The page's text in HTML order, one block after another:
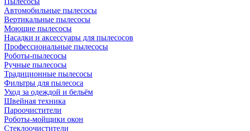
Автомобильные пылесосы
Вертикальные пылесосы
Моющие пылесосы
Насадки и аксессуары для пылесосов
Профессиональные пылесосы
Роботы-пылесосы
Ручные пылесосы
Традиционные пылесосы
Фильтры для пылесоса
Уход за одеждой и бельём
Швейная техника
Пароочистители
Роботы-мойщики окон
Стеклоочистители